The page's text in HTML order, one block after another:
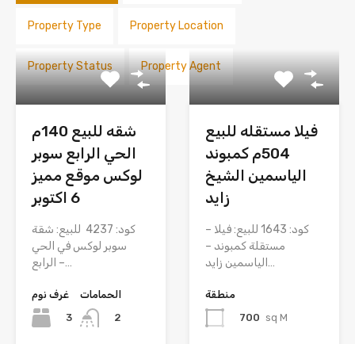
Property Type Property Location
Property Status Property Agent
شقه للبيع 140م
الحي الرابع سوبر
لوكس موقع مميز
6 اكتوبر
كود: 4237 للبيع: شقة
سوبر لوكس في الحي
الرابع –…
غرف نوم
3
الحمامات
2
فيلا مستقله للبيع
504م كمبوند
الياسمين الشيخ
زايد
كود: 1643 للبيع: فيلا –
مستقلة كمبوند –
الياسمين زايد…
منطقة
700 sq M